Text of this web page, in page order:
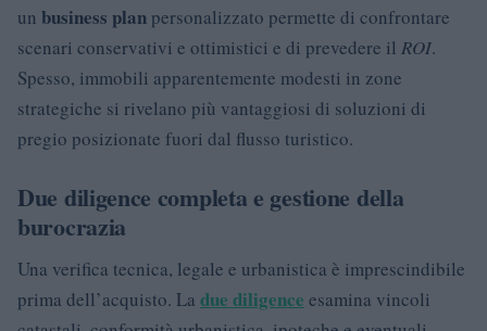
un business plan personalizzato permette di confrontare
scenari conservativi e ottimistici e di prevedere il ROI.
Spesso, immobili apparentemente modesti in zone
strategiche si rivelano più vantaggiosi di soluzioni di
pregio posizionate fuori dal flusso turistico.
Due diligence completa e gestione della
burocrazia
Una verifica tecnica, legale e urbanistica è imprescindibile
prima dell’acquisto. La due diligence esamina vincoli